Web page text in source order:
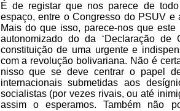
É de registar que nos parece de
espaço, entre o Congresso do PSUV e
Mais do que isso, parece-nos que
autonomizado do da ‘Declaração de
constituição de uma urgente e
com a revolução bolivariana. Não é
nisso que se deve centrar o papel
internacionais submetidas aos
socialistas (por vezes rivais, ou até
assim o esperamos.
Também não